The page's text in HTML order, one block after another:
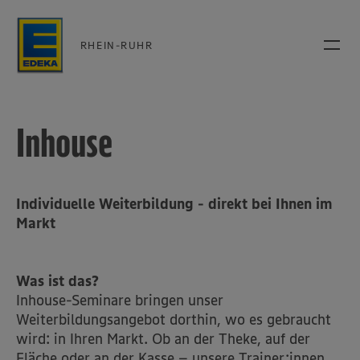
RHEIN-RUHR
Inhouse
Individuelle Weiterbildung - direkt bei Ihnen im
Markt
Was ist das?
Inhouse-Seminare bringen unser
Weiterbildungsangebot dorthin, wo es gebraucht
wird: in Ihren Markt. Ob an der Theke, auf der